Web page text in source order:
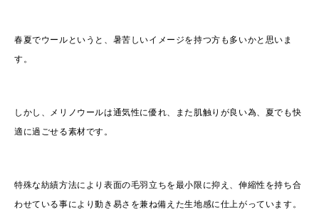
春夏でウールというと、暑苦しいイメージを持つ方も多いかと思いま
す。
しかし、メリノウールは通気性に優れ、また肌触りが良い為、夏でも快
適に過ごせる素材です。
特殊な紡績方法により表面の毛羽立ちを最小限に抑え、伸縮性を持ち合
わせている事により動き易さを兼ね備えた生地感に仕上がっています。